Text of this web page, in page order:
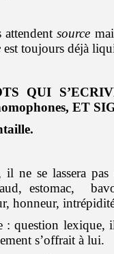
attendentsource
est toujours déjà
QUI
ET
il ne se lassera pas
estomac,
honneur,
: question lexique,
s’offrait à lui.